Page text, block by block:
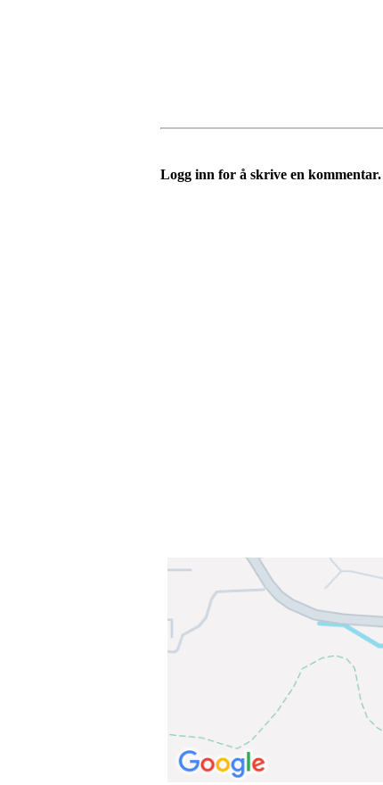
Logg inn for å skrive en kommentar.